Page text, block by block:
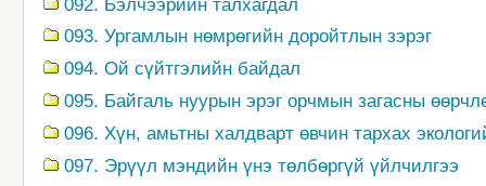
092. Бэлчээрийн талхагдал
093. Ургамлын нөмрөгийн доройтлын зэрэг
094. Ой сүйтгэлийн байдал
095. Байгаль нуурын эрэг орчмын загасны
096. Хүн, амьтны халдварт өвчин тархах
097. Эрүүл мэндийн үнэ төлбөргүй үйлчилгээ